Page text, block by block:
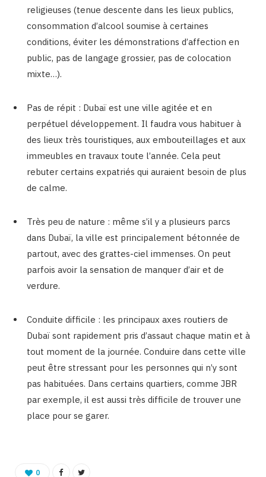
religieuses (tenue descente dans les lieux publics,
consommation d’alcool soumise à certaines
conditions, éviter les démonstrations d’affection en
public, pas de langage grossier, pas de colocation
mixte…).
Pas de répit : Dubaï est une ville agitée et en
perpétuel développement. Il faudra vous habituer à
des lieux très touristiques, aux embouteillages et aux
immeubles en travaux toute l’année. Cela peut
rebuter certains expatriés qui auraient besoin de plus
de calme.
Très peu de nature : même s’il y a plusieurs parcs
dans Dubaï, la ville est principalement bétonnée de
partout, avec des grattes-ciel immenses. On peut
parfois avoir la sensation de manquer d’air et de
verdure.
Conduite difficile : les principaux axes routiers de
Dubaï sont rapidement pris d’assaut chaque matin et à
tout moment de la journée. Conduire dans cette ville
peut être stressant pour les personnes qui n’y sont
pas habituées. Dans certains quartiers, comme JBR
par exemple, il est aussi très difficile de trouver une
place pour se garer.
0